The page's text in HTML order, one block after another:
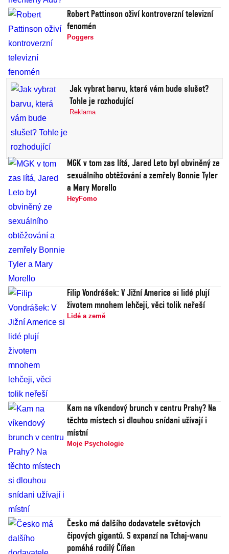
Robert Pattinson oživí kontroverzní televizní
fenomén
Poggers
Jak vybrat barvu, která vám bude slušet?
Tohle je rozhodující
Reklama
MGK v tom zas lítá, Jared Leto byl obviněný ze
sexuálního obtěžování a zemřely Bonnie Tyler
a Mary Morello
HeyFomo
Filip Vondrášek: V Jižní Americe si lidé plují
životem mnohem lehčeji, věci tolik neřeší
Lidé a země
Kam na víkendový brunch v centru Prahy? Na
těchto místech si dlouhou snídani užívají i
místní
Moje Psychologie
Česko má dalšího dodavatele světových
čipových gigantů. S expanzí na Tchaj-wanu
pomáhá rodilý Číňan